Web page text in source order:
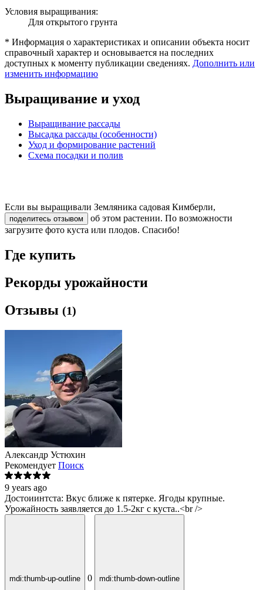
Условия выращивания:
Для открытого грунта
* Информация о характеристиках и описании объекта носит
справочный характер и основывается на последних
доступных к моменту публикации сведениях. Дополнить или
изменить информацию
Выращивание и уход
Выращивание рассады
Высадка рассады (особенности)
Уход и формирование растений
Схема посадки и полив
Если вы выращивали Земляника садовая Кимберли,
поделитесь отзывом
об этом растении. По возможности
загрузите фото куста или плодов. Спасибо!
Где купить
Рекорды урожайности
Отзывы (1)
Александр Устюхин
Рекомендует Поиск
9 years ago
Достоиинтста: Вкус ближе к пятерке. Ягоды крупные.
Урожайность заявляется до 1.5-2кг с куста..<br />
mdi:thumb-up-outline 0 mdi:thumb-down-outline